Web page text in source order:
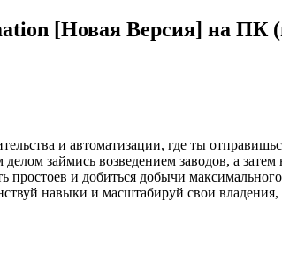
[Новая Версия] на ПК
и автоматизации, где ты
займись возведением заводов, а
простоев и добиться добычи
навыки и масштабируй свои